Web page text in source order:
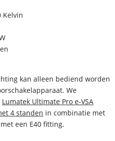
Kelvin
kan alleen bediend worden
We
Lumatek Ultimate Pro e-VSA
4 standen in combinatie met
met een E40 fitting.